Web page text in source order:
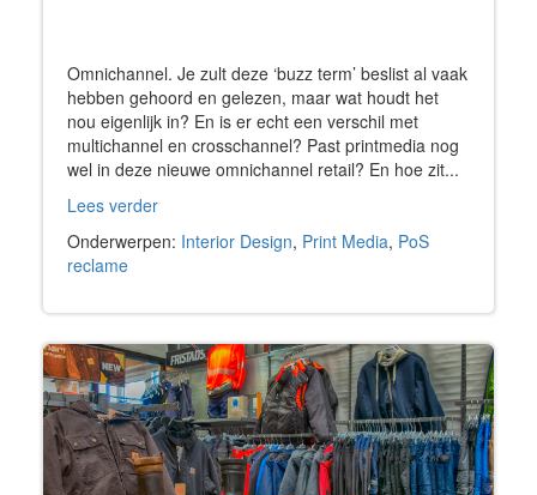
Omnichannel. Je zult deze ‘buzz term’ beslist al vaak
hebben gehoord en gelezen, maar wat houdt het
nou eigenlijk in? En is er echt een verschil met
multichannel en crosschannel? Past printmedia nog
wel in deze nieuwe omnichannel retail? En hoe zit...
Lees verder
Onderwerpen: Interior Design, Print Media, PoS
reclame